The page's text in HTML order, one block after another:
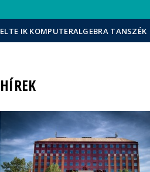
ELTE IK KOMPUTERALGEBRA TANSZÉK
HÍREK